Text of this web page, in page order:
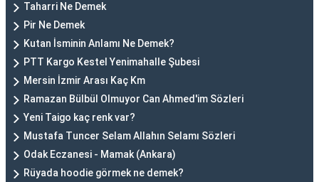
Taharri Ne Demek
Pir Ne Demek
Kutan İsminin Anlamı Ne Demek?
PTT Kargo Kestel Yenimahalle Şubesi
Mersin İzmir Arası Kaç Km
Ramazan Bülbül Olmuyor Can Ahmed'im Sözleri
Yeni Taigo kaç renk var?
Mustafa Tuncer Selam Allahın Selamı Sözleri
Odak Eczanesi - Mamak (Ankara)
Rüyada hoodie görmek ne demek?